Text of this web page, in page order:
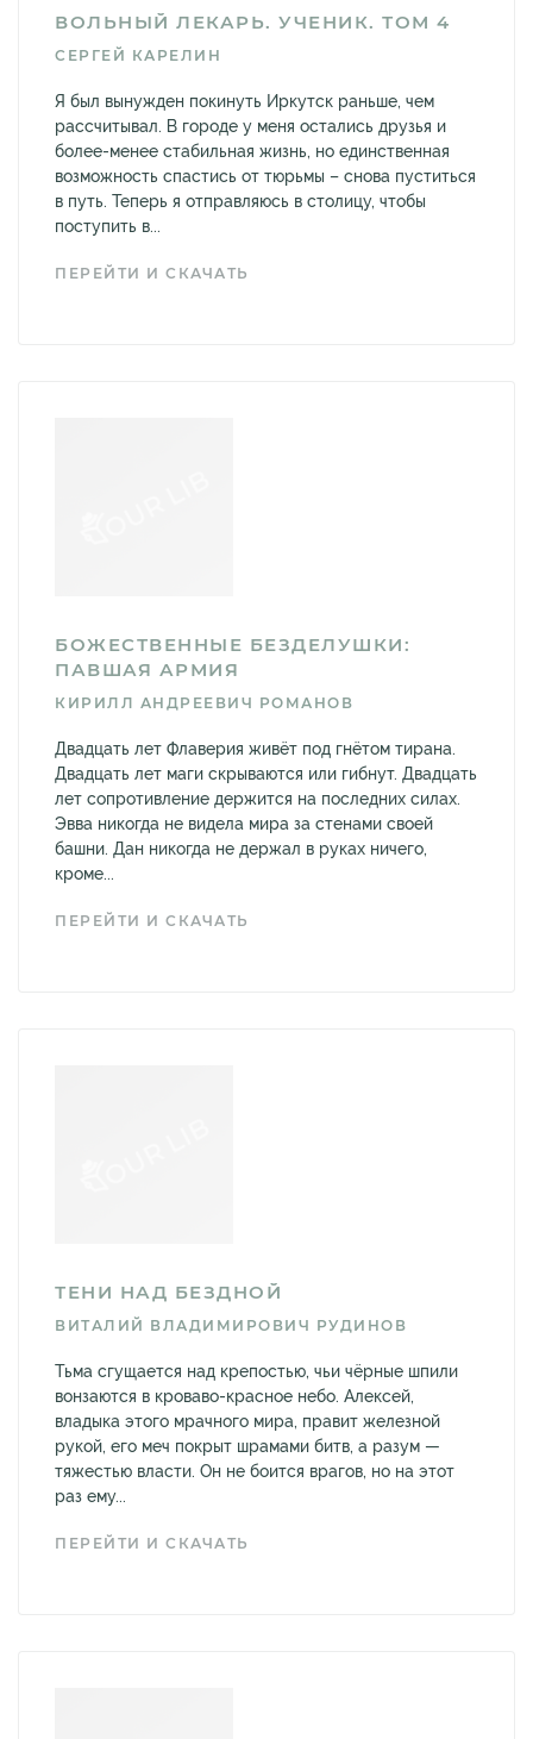
ВОЛЬНЫЙ ЛЕКАРЬ. УЧЕНИК. ТОМ 4
СЕРГЕЙ КАРЕЛИН
Я был вынужден покинуть Иркутск раньше, чем
рассчитывал. В городе у меня остались друзья и
более-менее стабильная жизнь, но единственная
возможность спастись от тюрьмы – снова пуститься
в путь. Теперь я отправляюсь в столицу, чтобы
поступить в...
ПЕРЕЙТИ И СКАЧАТЬ
БОЖЕСТВЕННЫЕ БЕЗДЕЛУШКИ:
ПАВШАЯ АРМИЯ
КИРИЛЛ АНДРЕЕВИЧ РОМАНОВ
Двадцать лет Флаверия живёт под гнётом тирана.
Двадцать лет маги скрываются или гибнут. Двадцать
лет сопротивление держится на последних силах.
Эвва никогда не видела мира за стенами своей
башни. Дан никогда не держал в руках ничего,
кроме...
ПЕРЕЙТИ И СКАЧАТЬ
ТЕНИ НАД БЕЗДНОЙ
ВИТАЛИЙ ВЛАДИМИРОВИЧ РУДИНОВ
Тьма сгущается над крепостью, чьи чёрные шпили
вонзаются в кроваво-красное небо. Алексей,
владыка этого мрачного мира, правит железной
рукой, его меч покрыт шрамами битв, а разум —
тяжестью власти. Он не боится врагов, но на этот
раз ему...
ПЕРЕЙТИ И СКАЧАТЬ